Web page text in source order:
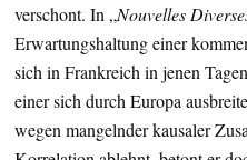
verschont. In „Nouvelles
Erwartungshaltung einer
sich in Frankreich in jenen
einer sich durch Europa
wegen mangelnder kausaler